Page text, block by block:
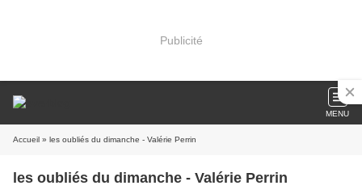
Publicité
MENU
Accueil » les oubliés du dimanche - Valérie Perrin
les oubliés du dimanche - Valérie Perrin